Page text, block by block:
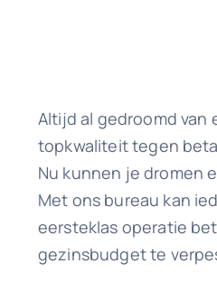
Altijd al gedroomd van
topkwaliteit tegen
Nu kunnen je dromen
Met ons bureau kan
eersteklas operatie
gezinsbudget te